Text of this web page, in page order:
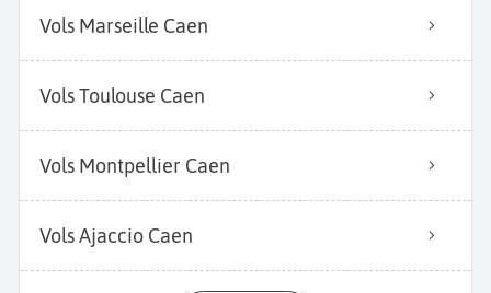
Vols Marseille Caen
Vols Toulouse Caen
Vols Montpellier Caen
Vols Ajaccio Caen